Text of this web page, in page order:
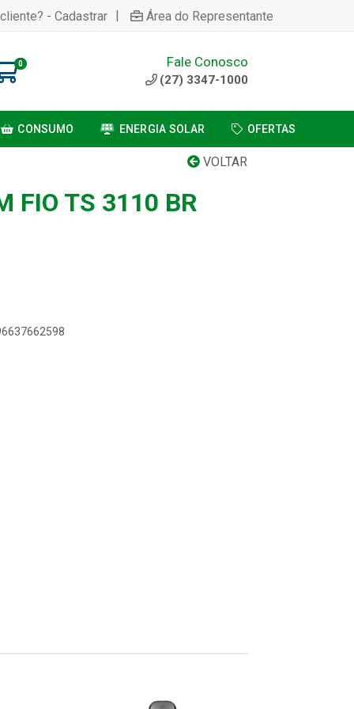
- Cadastrar | Área do Representante
0 Fale Conosco
(27) 3347-1000
CONSUMO ENERGIA SOLAR OFERTAS
VOLTAR
FIO TS 3110 BR